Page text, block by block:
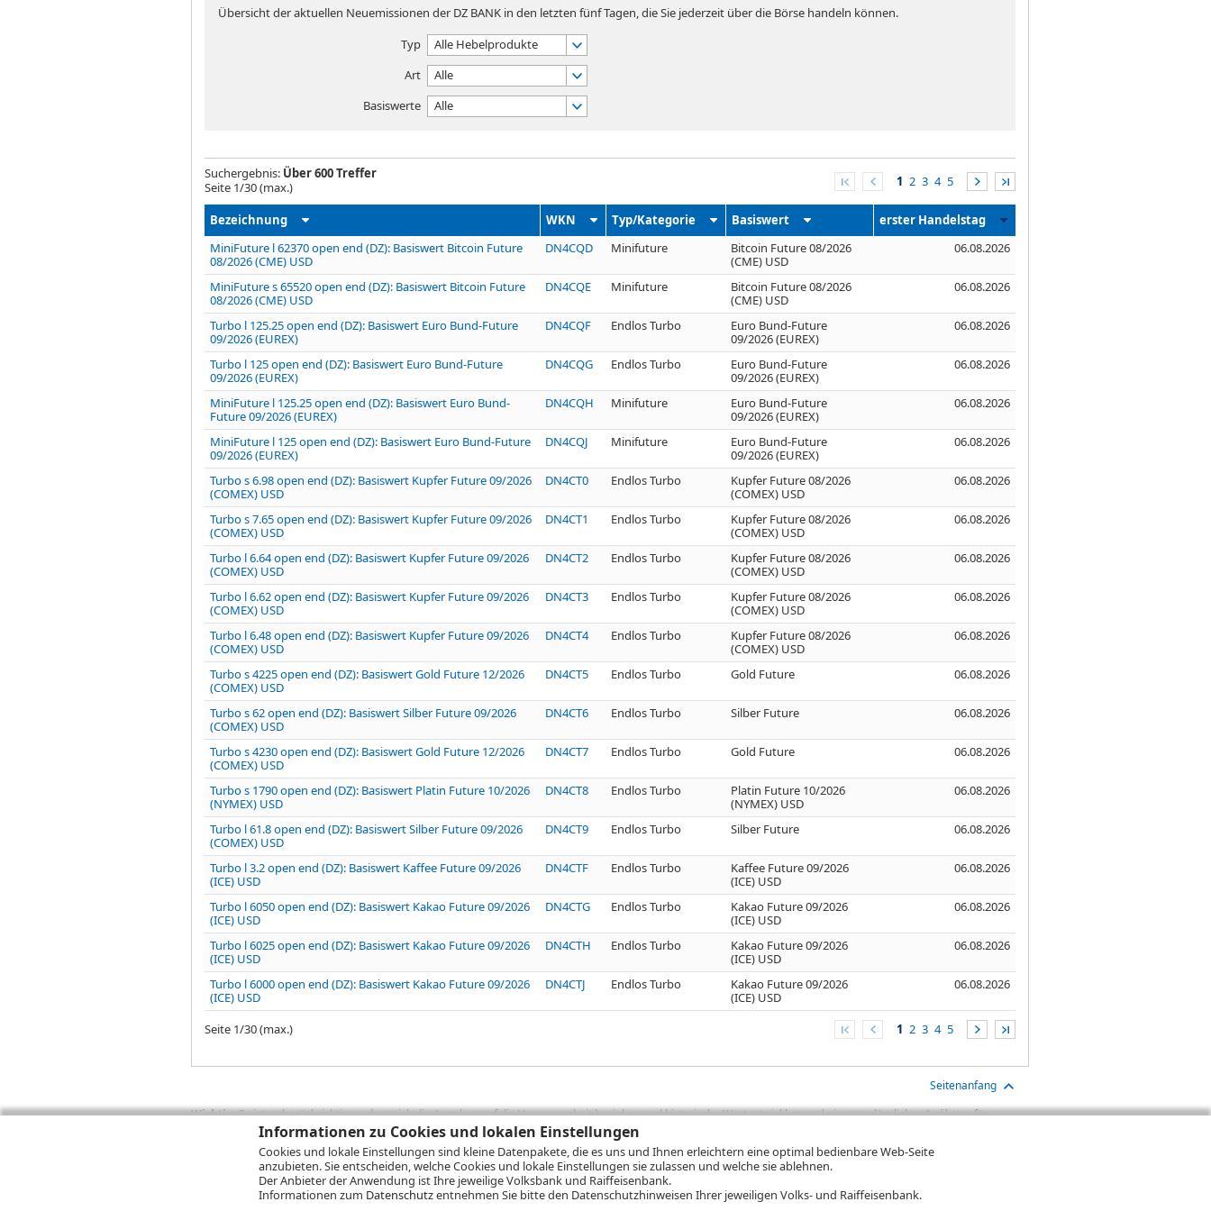
Informationen zu Cookies und lokalen Einstellungen
Cookies und lokale Einstellungen sind kleine Datenpakete, die es uns und Ihnen erleichtern eine optimal bedienbare Web-Seite
anzubieten. Sie entscheiden, welche Cookies und lokale Einstellungen sie zulassen und welche sie ablehnen.
Der Anbieter der Anwendung ist Ihre jeweilige Volksbank und Raiffeisenbank.
Informationen zum Datenschutzentnehmen Sie bitte den Datenschutzhinweisen Ihrer jeweiligen Volks- und Raiffeisenbank.
Übersicht der aktuellen Neuemissionen der DZ BANK in den letzten fünf Tagen, die Sie jederzeit über die Börse handeln können.
Typ
Alle Hebelprodukte
Art
Alle
Basiswerte
Alle
Suchergebnis: Über 600 Treffer
Seite 1/30(max.) 1 2 3 4 5
Bezeichnung WKN Typ/Kategorie Basiswert
erster Handelstag
MiniFuture l 62370 open end (DZ): Basiswert Bitcoin Future
08/2026 (CME) USD
DN4CQD Minifuture
Bitcoin Future 08/2026
(CME) USD
06.08.2026
MiniFuture s 65520 open end (DZ): Basiswert Bitcoin Future
08/2026 (CME) USD
DN4CQE Minifuture
Bitcoin Future 08/2026
(CME) USD
06.08.2026
Turbo l 125.25 open end (DZ): Basiswert Euro Bund-Future
09/2026 (EUREX)
DN4CQF Endlos Turbo
Euro Bund-Future
09/2026 (EUREX)
06.08.2026
Turbo l 125 open end (DZ): Basiswert Euro Bund-Future
09/2026 (EUREX)
DN4CQG Endlos Turbo
Euro Bund-Future
09/2026 (EUREX)
06.08.2026
MiniFuture l 125.25 open end (DZ): Basiswert Euro Bund-
Future 09/2026 (EUREX)
DN4CQH Minifuture
Euro Bund-Future
09/2026 (EUREX)
06.08.2026
MiniFuture l 125 open end (DZ): Basiswert Euro Bund-Future
09/2026 (EUREX)
DN4CQJ Minifuture
Euro Bund-Future
09/2026 (EUREX)
06.08.2026
Turbo s 6.98 open end (DZ): Basiswert Kupfer Future 09/2026
(COMEX) USD
DN4CT0 Endlos Turbo
Kupfer Future 08/2026
(COMEX) USD
06.08.2026
Turbo s 7.65 open end (DZ): Basiswert Kupfer Future 09/2026
(COMEX) USD
DN4CT1 Endlos Turbo
Kupfer Future 08/2026
(COMEX) USD
06.08.2026
Turbo l 6.64 open end (DZ): Basiswert Kupfer Future 09/2026
(COMEX) USD
DN4CT2 Endlos Turbo
Kupfer Future 08/2026
(COMEX) USD
06.08.2026
Turbo l 6.62 open end (DZ): Basiswert Kupfer Future 09/2026
(COMEX) USD
DN4CT3 Endlos Turbo
Kupfer Future 08/2026
(COMEX) USD
06.08.2026
Turbo l 6.48 open end (DZ): Basiswert Kupfer Future 09/2026
(COMEX) USD
DN4CT4 Endlos Turbo
Kupfer Future 08/2026
(COMEX) USD
06.08.2026
Turbo s 4225 open end (DZ): Basiswert Gold Future 12/2026
(COMEX) USD
DN4CT5 Endlos Turbo Gold Future 06.08.2026
Turbo s 62 open end (DZ): Basiswert Silber Future 09/2026
(COMEX) USD
DN4CT6 Endlos Turbo Silber Future 06.08.2026
Turbo s 4230 open end (DZ): Basiswert Gold Future 12/2026
(COMEX) USD
DN4CT7 Endlos Turbo Gold Future 06.08.2026
Turbo s 1790 open end (DZ): Basiswert Platin Future 10/2026
(NYMEX) USD
DN4CT8 Endlos Turbo
Platin Future 10/2026
(NYMEX) USD
06.08.2026
Turbo l 61.8 open end (DZ): Basiswert Silber Future 09/2026
(COMEX) USD
DN4CT9 Endlos Turbo Silber Future 06.08.2026
Turbo l 3.2 open end (DZ): Basiswert Kaffee Future 09/2026
(ICE) USD
DN4CTF Endlos Turbo
Kaffee Future 09/2026
(ICE) USD
06.08.2026
Turbo l 6050 open end (DZ): Basiswert Kakao Future 09/2026
(ICE) USD
DN4CTG Endlos Turbo
Kakao Future 09/2026
(ICE) USD
06.08.2026
Turbo l 6025 open end (DZ): Basiswert Kakao Future 09/2026
(ICE) USD
DN4CTH Endlos Turbo
Kakao Future 09/2026
(ICE) USD
06.08.2026
Turbo l 6000 open end (DZ): Basiswert Kakao Future 09/2026
(ICE) USD
DN4CTJ Endlos Turbo
Kakao Future 09/2026
(ICE) USD
06.08.2026
Seite 1/30(max.) 1 2 3 4 5
Seitenanfang
Wichtig:Es ist zu berücksichtigen, dass sich die Angaben auf die Vergangenheit beziehen und historische Wertentwicklungen keinen verlässlichen Indikator für
zukünftige Ergebnisse darstellen. Bei Performanceangaben handelt es sich stets um Bruttowertangaben. Bei Bruttowertangaben sind Transaktionskosten (wie z.B.
Provisionen, Gebühren und andere Entgelte), die beim Erwerb von Wertpapieren in der Regel anfallen, nicht berücksichtigt. Oftmals kommen auch noch
Depotgebühren hinzu. Mit dem Wertentwicklungsrechner können Sie auf den einzelnen Wertpapierseiten Ihre individuell bereinigte Wertentwicklung bzw.
Performance, die sich unter Berücksichtigung sämtlicher Transaktionskosten und etwaigen Depotgebühren ergibt, errechnen. Falls Kurse in Fremdwährung notieren,
kann die Rendite zudem infolge von Währungsschwankungen steigen oder fallen.